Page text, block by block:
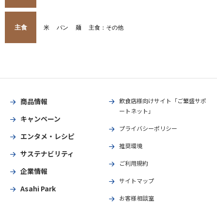
主食 米 パン 麺 主食：その他
商品情報
キャンペーン
エンタメ・レシピ
サステナビリティ
企業情報
Asahi Park
飲食店様向けサイト「ご繁盛サポ
ートネット」
プライバシーポリシー
推奨環境
ご利用規約
サイトマップ
お客様相談室